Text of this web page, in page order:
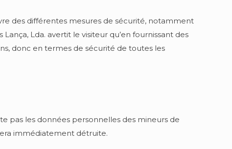
des différentes mesures de sécurité, notamment
Lda. avertit le visiteur qu’en fournissant des
donc en termes de sécurité de toutes les
pas les données personnelles des mineurs de
immédiatement détruite.